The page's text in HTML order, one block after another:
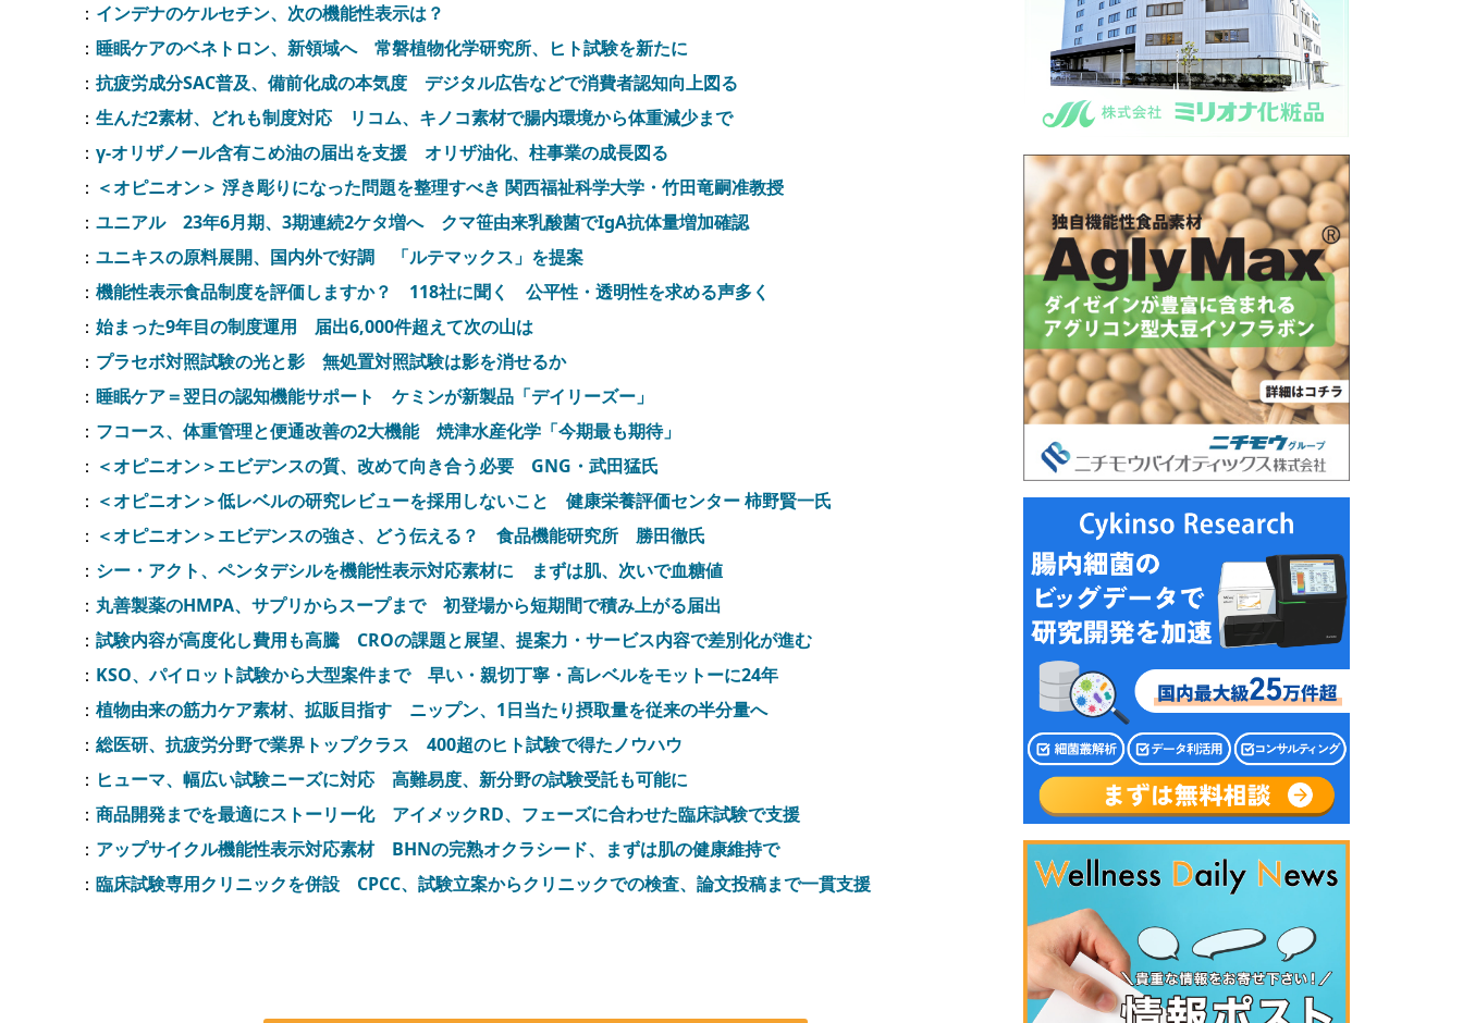
： インデナのケルセチン、次の機能性表示は？
： 睡眠ケアのベネトロン、新領域へ 常磐植物化学研究所、ヒト試験を新たに
： 抗疲労成分SAC普及、備前化成の本気度 デジタル広告などで消費者認知向上図る
： 生んだ2素材、どれも制度対応 リコム、キノコ素材で腸内環境から体重減少まで
： γ-オリザノール含有こめ油の届出を支援 オリザ油化、柱事業の成長図る
： ＜オピニオン＞ 浮き彫りになった問題を整理すべき 関西福祉科学大学・竹田竜嗣准教授
： ユニアル 23年6月期、3期連続2ケタ増へ クマ笹由来乳酸菌でIgA抗体量増加確認
： ユニキスの原料展開、国内外で好調 「ルテマックス」を提案
： 機能性表示食品制度を評価しますか？ 118社に聞く 公平性・透明性を求める声多く
： 始まった9年目の制度運用 届出6,000件超えて次の山は
： プラセボ対照試験の光と影 無処置対照試験は影を消せるか
： 睡眠ケア＝翌日の認知機能サポート ケミンが新製品「デイリーズー」
： フコース、体重管理と便通改善の2大機能 焼津水産化学「今期最も期待」
： ＜オピニオン＞エビデンスの質、改めて向き合う必要 GNG・武田猛氏
： ＜オピニオン＞低レベルの研究レビューを採用しないこと 健康栄養評価センター 柿野賢一氏
： ＜オピニオン＞エビデンスの強さ、どう伝える？ 食品機能研究所 勝田徹氏
： シー・アクト、ペンタデシルを機能性表示対応素材に まずは肌、次いで血糖値
： 丸善製薬のHMPA、サプリからスープまで 初登場から短期間で積み上がる届出
： 試験内容が高度化し費用も高騰 CROの課題と展望、提案力・サービス内容で差別化が進む
： KSO、パイロット試験から大型案件まで 早い・親切丁寧・高レベルをモットーに24年
： 植物由来の筋力ケア素材、拡販目指す ニップン、1日当たり摂取量を従来の半分量へ
： 総医研、抗疲労分野で業界トップクラス 400超のヒト試験で得たノウハウ
： ヒューマ、幅広い試験ニーズに対応 高難易度、新分野の試験受託も可能に
： 商品開発までを最適にストーリー化 アイメックRD、フェーズに合わせた臨床試験で支援
： アップサイクル機能性表示対応素材 BHNの完熟オクラシード、まずは肌の健康維持で
： 臨床試験専用クリニックを併設 CPCC、試験立案からクリニックでの検査、論文投稿まで一貫支援